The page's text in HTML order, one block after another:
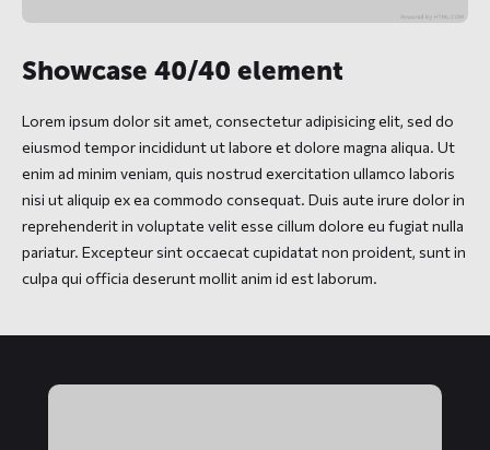
Showcase 40/40 element
Lorem ipsum dolor sit amet, consectetur adipisicing elit, sed do
eiusmod tempor incididunt ut labore et dolore magna aliqua. Ut
enim ad minim veniam, quis nostrud exercitation ullamco laboris
nisi ut aliquip ex ea commodo consequat. Duis aute irure dolor in
reprehenderit in voluptate velit esse cillum dolore eu fugiat nulla
pariatur. Excepteur sint occaecat cupidatat non proident, sunt in
culpa qui officia deserunt mollit anim id est laborum.